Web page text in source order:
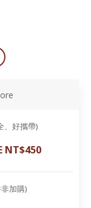
、好攜帶)
NT$450
加購)